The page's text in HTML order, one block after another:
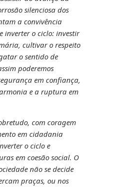
silenciosa dos
a convivência
inverter o ciclo: investir
cultivar o respeito
o sentido de
poderemos
em confiança,
e a ruptura em
com coragem
em cidadania
o ciclo e
em coesão social. O
não se decide
praças, ou nos